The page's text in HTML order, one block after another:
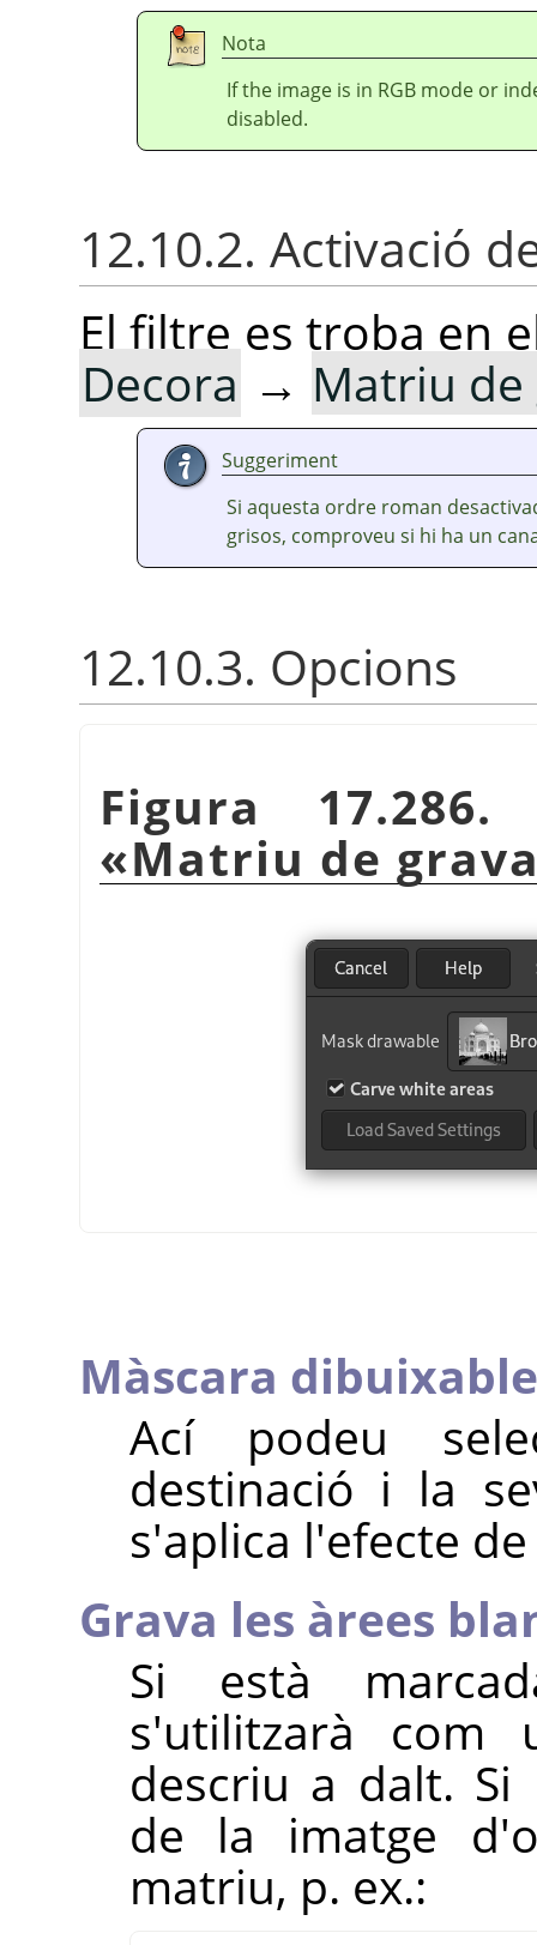
Nota
If the image is in RGB mode or
disabled.
12.10.2. Activació
El filtre es troba en
Decora → Matriu
Suggeriment
Si aquesta ordre roman
grisos, comproveu si hi ha un
12.10.3. Opcions
Figura
«Matriu de
Màscara dibuixable
Ací podeu
destinació i la
s'aplica l'efecte
Grava les àrees
Si està
s'utilitzarà
descriu a dalt.
de la imatge
matriu, p. ex.: